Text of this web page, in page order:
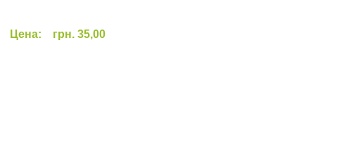
Цена: грн. 35,00